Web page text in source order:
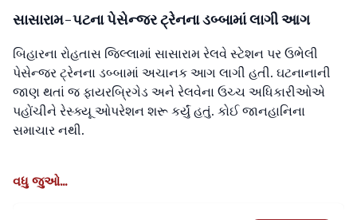
સાસારામ-પટના પેસેન્જર ટ્રેનના ડબ્બામાં લાગી આગ
બિહારના રોહતાસ જિલ્લામાં સાસારામ રેલવે સ્ટેશન પર ઉભેલી
પેસેન્જર ટ્રેનના ડબ્બામાં અચાનક આગ લાગી હતી. ઘટનાનાની
જાણ થતાં જ ફાયરબ્રિગેડ અને રેલવેના ઉચ્ચ અધિકારીઓએ
પહોંચીને રેસ્ક્યૂ ઓપરેશન શરૂ કર્યું હતું. કોઈ જાનહાનિના
સમાચાર નથી.
વધુ જુઓ...